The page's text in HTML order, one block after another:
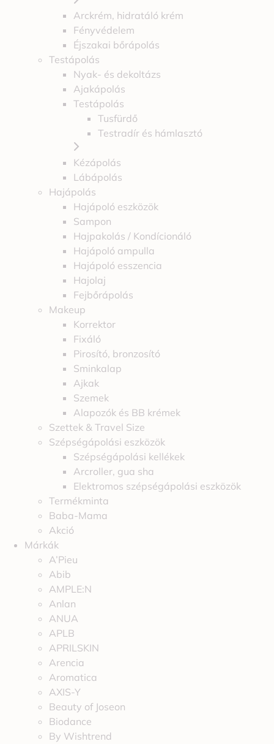
Arckrém, hidratáló krém
Fényvédelem
Éjszakai bőrápolás
Testápolás
Nyak- és dekoltázs
Ajakápolás
Testápolás
Tusfürdő
Testradír és hámlasztó
Kézápolás
Lábápolás
Hajápolás
Hajápoló eszközök
Sampon
Hajpakolás / Kondícionáló
Hajápoló ampulla
Hajápoló esszencia
Hajolaj
Fejbőrápolás
Makeup
Korrektor
Fixáló
Pirosító, bronzosító
Sminkalap
Ajkak
Szemek
Alapozók és BB krémek
Szettek & Travel Size
Szépségápolási eszközök
Szépségápolási kellékek
Arcroller, gua sha
Elektromos szépségápolási eszközök
Termékminta
Baba-Mama
Akció
Márkák
A’Pieu
Abib
AMPLE:N
Anlan
ANUA
APLB
APRILSKIN
Arencia
Aromatica
AXIS-Y
Beauty of Joseon
Biodance
By Wishtrend